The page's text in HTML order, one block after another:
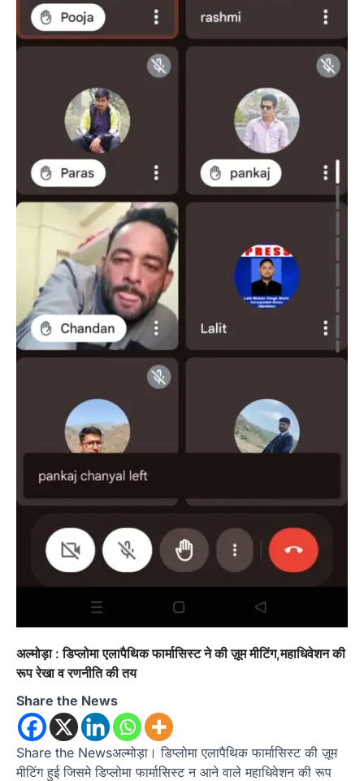
अल्मोड़ा : डिप्लोमा एलापैथिक फार्मासिस्ट ने की ज़ूम मीटिंग,महाधिवेशन की
रूप रेखा व रणनीति की तय
Share the News
Share the Newsअल्मोड़ा। डिप्लोमा एलापैथिक फार्मासिस्ट की ज़ूम
मीटिंग हुई जिसमे डिप्लोमा फार्मासिस्ट न आने वाले महाधिवेशन की रूप
2
उत्तराखण्ड कुमाऊं ख़बरें नैनीताल
संविधान और भ्रष्टाचार तक भाजपा को घेरा
Admin August 8, 2026
हल्द्वानी में आयोजित विजय शंखनाद रैली को संबोधित करते
हुए कांग्रेस के राष्ट्रीय अध्यक्ष मल्लिकार्जुन…
खड़गे की रैली से पहले हल्द्वानी में सियासी
घमासान, एसएसपी कार्यालय में धरने पर बैठे
कांग्रेस नेता